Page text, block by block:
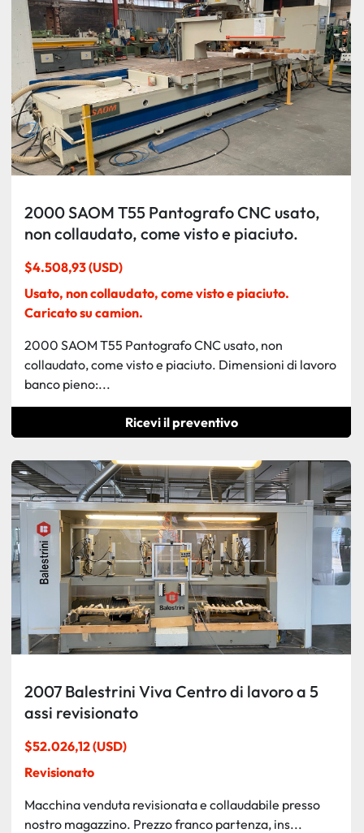
2000 SAOM T55 Pantografo CNC usato,
non collaudato, come visto e piaciuto.
$4.508,93 (USD)
Usato, non collaudato, come visto e piaciuto.
Caricato su camion.
2000 SAOM T55 Pantografo CNC usato, non
collaudato, come visto e piaciuto. Dimensioni di lavoro
banco pieno:...
Ricevi il preventivo
2007 Balestrini Viva Centro di lavoro a 5
assi revisionato
$52.026,12 (USD)
Revisionato
Macchina venduta revisionata e collaudabile presso
nostro magazzino. Prezzo franco partenza, ins...